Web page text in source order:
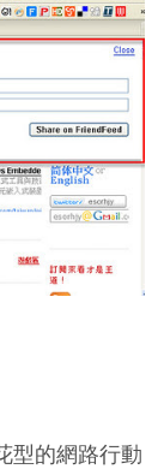
型的網路行動